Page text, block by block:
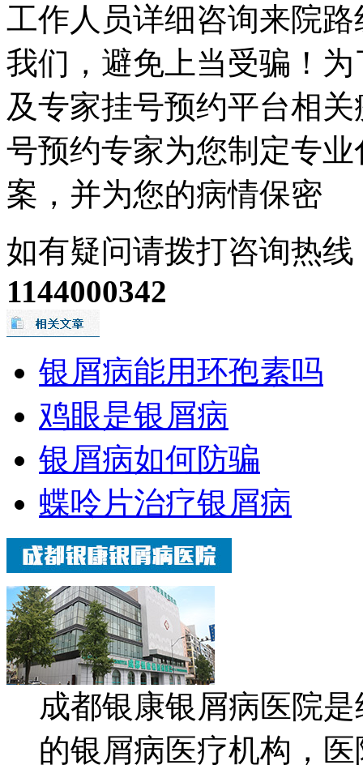
工作人员详细咨询来院
我们，避免上当受骗！
及专家挂号预约平台相
号预约专家为您制定专
案，并为您的病情保密
如有疑问请拨打咨询热线
1144000342
银屑病能用环孢素吗
鸡眼是银屑病
银屑病如何防骗
蝶呤片治疗银屑病
成都银康银屑病医院
的银屑病医疗机构，